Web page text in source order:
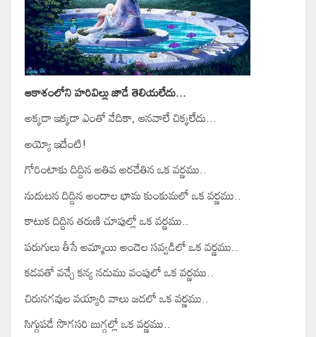
ఆకాశంలోని హరివిల్లు జాడే తెలియలేదు...
అక్కడా ఇక్కడా ఎంతో వేదికా, ఆనవాలే చిక్కలేదు...
అయ్యో ఇదేంటి!
గోరింటాకు దిద్దిన అతివ అరచేతిన ఒక వర్ణము..
నుదుటన దిద్దిన అందాల భామ కుంకుమలో ఒక వర్ణము..
కాటుక దిద్దిన తరుణి చూపుల్లో ఒక వర్ణము..
పరుగులు తీసే అమ్మాయి అందెల సవ్వడిలో ఒక వర్ణము..
కడవతో వచ్చే కన్య నడుము వంపులో ఒక వర్ణము..
చిరునగవుల వయ్యారి వాలు జడలో ఒక వర్ణము..
సిగ్గుపడే సొగసరి బుగ్గల్లో ఒక వర్ణము..